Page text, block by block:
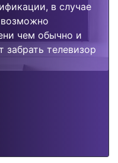
в случае
возможно
чем обычно и
забрать телевизор